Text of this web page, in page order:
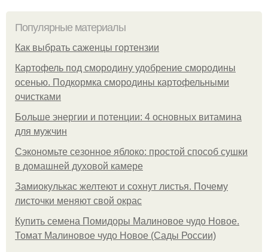
Популярные материалы
Как выбрать саженцы гортензии
Картофель под смородину удобрение смородины
осенью. Подкормка смородины картофельными
очистками
Больше энергии и потенции: 4 основных витамина
для мужчин
Сэкономьте сезонное яблоко: простой способ сушки
в домашней духовой камере
Замиокулькас желтеют и сохнут листья. Почему
листочки меняют свой окрас
Купить семена Помидоры Малиновое чудо Новое.
Томат Малиновое чудо Новое (Сады России)